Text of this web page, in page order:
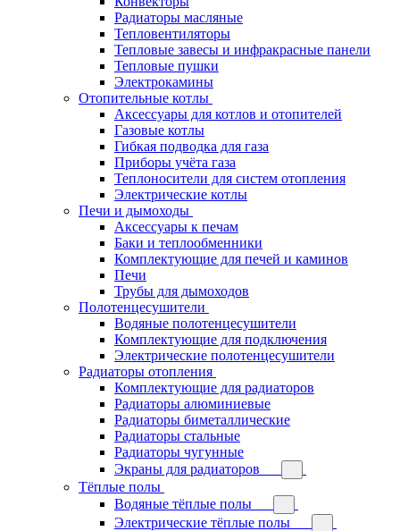
Радиаторы масляные
Тепловентиляторы
Тепловые завесы и инфракрасные панели
Тепловые пушки
Электрокамины
Отопительные котлы
Аксессуары для котлов и отопителей
Газовые котлы
Гибкая подводка для газа
Приборы учёта газа
Теплоносители для систем отопления
Электрические котлы
Печи и дымоходы
Аксессуары к печам
Баки и теплообменники
Комплектующие для печей и каминов
Печи
Трубы для дымоходов
Полотенцесушители
Водяные полотенцесушители
Комплектующие для подключения
Электрические полотенцесушители
Радиаторы отопления
Комплектующие для радиаторов
Радиаторы алюминиевые
Радиаторы биметаллические
Радиаторы стальные
Радиаторы чугунные
Экраны для радиаторов
Тёплые полы
Водяные тёплые полы
Электрические тёплые полы